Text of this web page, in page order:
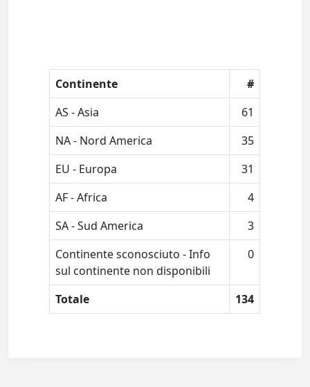
Continente
#
AS - Asia
61
NA - Nord America
35
EU - Europa
31
AF - Africa
4
SA - Sud America
3
Continente sconosciuto - Info
sul continente non disponibili
0
Totale 134